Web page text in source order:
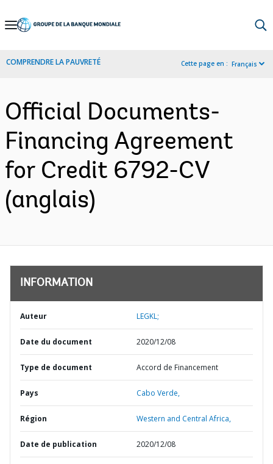
Skip
Navigation
COMPRENDRE LA PAUVRETÉ Cette page en : Français
Official Documents-
Financing Agreement
for Credit 6792-CV
(anglais)
INFORMATION
Auteur LEGKL;
Date du document 2020/12/08
Type de document Accord de Financement
Pays Cabo Verde,
Région Western and Central Africa,
Date de publication 2020/12/08